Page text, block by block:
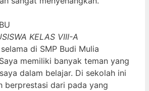
SISWA KELAS VIII-A
di SMP Budi Mulia
memiliki banyak teman yang
dalam belajar. Di sekolah ini
berprestasi dari pada yang